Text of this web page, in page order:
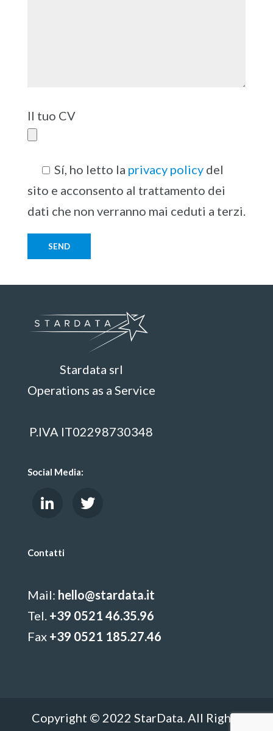
Il tuo CV
Sí, ho letto la privacy policydel
sito e acconsento al trattamento dei
dati che non verranno mai ceduti a terzi.
Stardata srl
Operations as a Service
P.IVA IT02298730348
Social Media:
Contatti
Mail: hello@stardata.it
Tel. +39 0521 46.35.96
Fax +39 0521 185.27.46
Copyright © 2022 StarData. All Rights